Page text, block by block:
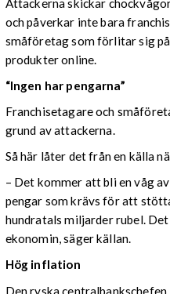
Attackerna skickar
och påverkar inte bara
småföretag som förlitar sig
produkter online.
“Ingen har pengarna”
Franchisetagare och
grund av attackerna.
Så här låter det från en källa
– Det kommer att bli en våg
pengar som krävs för att
hundratals miljarder rubel.
ekonomin, säger källan.
Hög inflation
Den ryska